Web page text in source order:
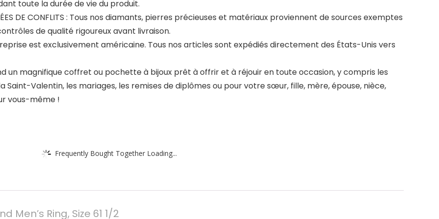
toute la durée de vie du produit.
DE CONFLITS : Tous nos diamants, pierres précieuses et matériaux proviennent de sources exemptes
de qualité rigoureux avant livraison.
est exclusivement américaine. Tous nos articles sont expédiés directement des États-Unis vers
un magnifique coffret ou pochette à bijoux prêt à offrir et à réjouir en toute occasion, y compris les
Saint-Valentin, les mariages, les remises de diplômes ou pour votre sœur, fille, mère, épouse, nièce,
vous-même !
Frequently Bought Together Loading...
Men’s Ring, Size 61 1/2